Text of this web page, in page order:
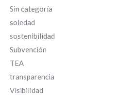
Sin categoría
soledad
sostenibilidad
Subvención
TEA
transparencia
Visibilidad